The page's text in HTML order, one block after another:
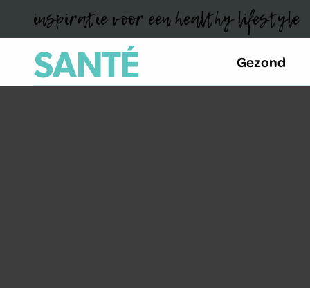
inspiratie voor een healthy lifestyle
Gezond